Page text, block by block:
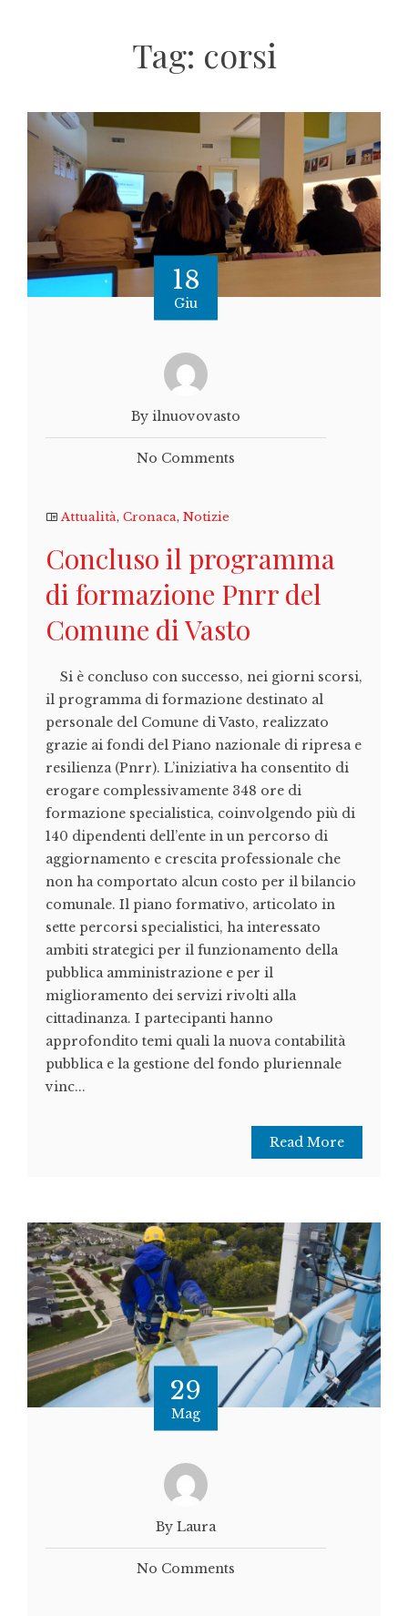
Tag: corsi
18
Giu
By ilnuovovasto
No Comments
Attualità, Cronaca, Notizie
Concluso il programma
di formazione Pnrr del
Comune di Vasto
Si è concluso con successo, nei giorni scorsi,
il programma di formazione destinato al
personale del Comune di Vasto, realizzato
grazie ai fondi del Piano nazionale di ripresa e
resilienza (Pnrr). L’iniziativa ha consentito di
erogare complessivamente 348 ore di
formazione specialistica, coinvolgendo più di
140 dipendenti dell’ente in un percorso di
aggiornamento e crescita professionale che
non ha comportato alcun costo per il bilancio
comunale. Il piano formativo, articolato in
sette percorsi specialistici, ha interessato
ambiti strategici per il funzionamento della
pubblica amministrazione e per il
miglioramento dei servizi rivolti alla
cittadinanza. I partecipanti hanno
approfondito temi quali la nuova contabilità
pubblica e la gestione del fondo pluriennale
vinc...
Read More
29
Mag
By Laura
No Comments